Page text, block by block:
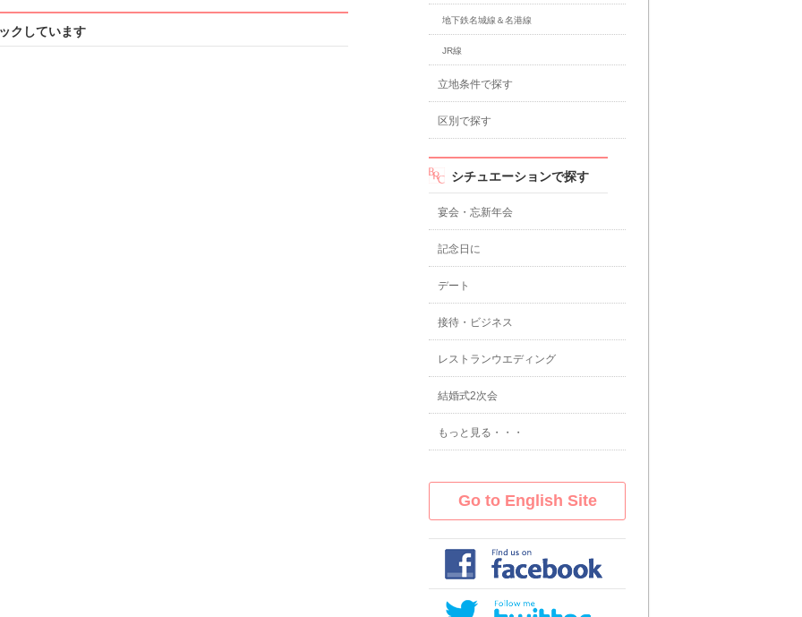
クしています
地下鉄名城線＆名港線
JR線
立地条件で探す
区別で探す
シチュエーションで探す
宴会・忘新年会
記念日に
デート
接待・ビジネス
レストランウエディング
結婚式2次会
もっと見る・・・
Go to English Site